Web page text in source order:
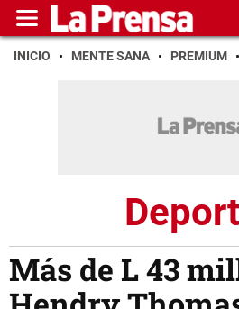
INICIO MENTE SANA PREMIUM
Más de L 43